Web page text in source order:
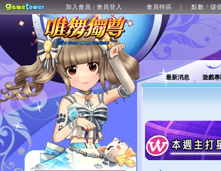
加入會員 | 會員登入 會員特區 點數 / 儲
最新消息 遊戲